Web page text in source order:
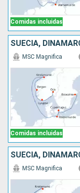
Comidas incluidas
Comidas incluidas
MSC Magnifica
MSC Magnifica